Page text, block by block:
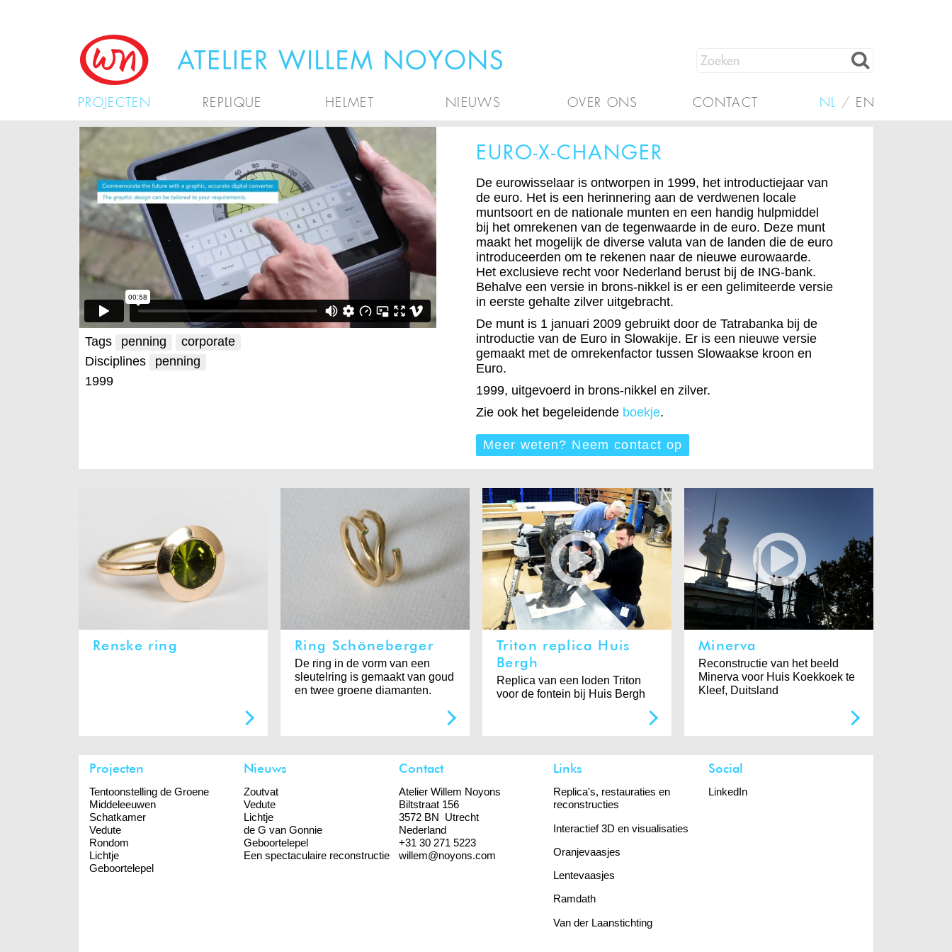
NL / EN
PROJECTEN REPLIQUE HELMET NIEUWS OVER ONS CONTACT
Tags penning
corporate
Disciplines
penning
1999
EURO-X-CHANGER
De eurowisselaar is ontworpen in 1999, het introductiejaar van
de euro. Het is een herinnering aan de verdwenen locale
muntsoort en de nationale munten en een handig hulpmiddel
bij het omrekenen van de tegenwaarde in de euro. Deze munt
maakt het mogelijk de diverse valuta van de landen die de euro
introduceerden om te rekenen naar de nieuwe eurowaarde.
Het exclusieve recht voor Nederland berust bij de ING-bank.
Behalve een versie in brons-nikkel is er een gelimiteerde versie
in eerste gehalte zilver uitgebracht.
De munt is 1 januari 2009 gebruikt door de Tatrabanka bij de
introductie van de Euro in Slowakije. Er is een nieuwe versie
gemaakt met de omrekenfactor tussen Slowaakse kroon en
Euro.
1999, uitgevoerd in brons-nikkel en zilver.
Zie ook het begeleidende boekje.
Meer weten? Neem contact op
Renske ring Ring Schöneberger
De ring in de vorm van een
sleutelring is gemaakt van goud
en twee groene diamanten.
Triton replica Huis
Bergh
Replica van een loden Triton
voor de fontein bij Huis Bergh
Minerva
Reconstructie van het beeld
Minerva voor Huis Koekkoek te
Kleef, Duitsland
Projecten
Tentoonstelling de Groene
Middeleeuwen
Schatkamer
Vedute
Rondom
Lichtje
Geboortelepel
Nieuws
Zoutvat
Vedute
Lichtje
de G van Gonnie
Geboortelepel
Een spectaculaire reconstructie
Contact
Atelier Willem Noyons
Biltstraat 156
3572 BN Utrecht
Nederland
+31 30 271 5223
willem@noyons.com
Links
Replica's, restauraties en
reconstructies
Interactief 3D en visualisaties
Oranjevaasjes
Lentevaasjes
Ramdath
Van der Laanstichting
Social
LinkedIn